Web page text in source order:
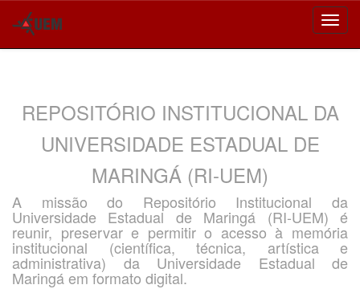
REPOSITÓRIO INSTITUCIONAL DA
UNIVERSIDADE ESTADUAL DE
MARINGÁ (RI-UEM)
A missão do Repositório Institucional da
Universidade Estadual de Maringá (RI-UEM) é
reunir, preservar e permitir o acesso à memória
institucional (científica, técnica, artística e
administrativa) da Universidade Estadual de
Maringá em formato digital.